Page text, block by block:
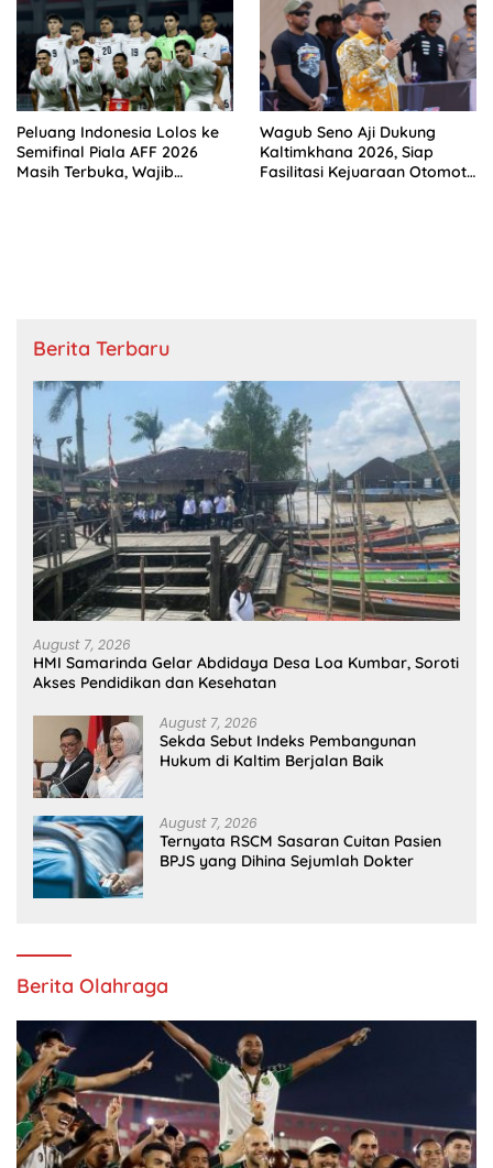
Peluang Indonesia Lolos ke
Semifinal Piala AFF 2026
Masih Terbuka, Wajib
Wagub Seno Aji Dukung
Kaltimkhana 2026, Siap
Fasilitasi Kejuaraan Otomotif
Berita Terbaru
August 7, 2026
HMI Samarinda Gelar Abdidaya Desa Loa Kumbar, Soroti
Akses Pendidikan dan Kesehatan
August 7, 2026
Sekda Sebut Indeks Pembangunan
Hukum di Kaltim Berjalan Baik
August 7, 2026
Ternyata RSCM Sasaran Cuitan Pasien
BPJS yang Dihina Sejumlah Dokter
Berita Olahraga